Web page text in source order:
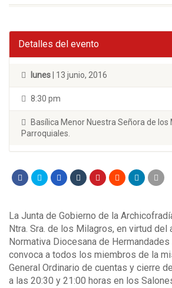
Detalles del evento
lunes | 13 junio, 2016
8:30 pm
Basílica Menor Nuestra Señora de los
Parroquiales.
La Junta de Gobierno de la
Ntra. Sra. de los Milagros, en virtud del
Normativa Diocesana de
convoca a todos los miembros de la
General Ordinario de cuentas y cierre
a las 20:30 y 21:00 horas en los